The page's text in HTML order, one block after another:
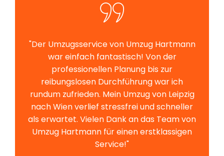
"Der Umzugsservice von Umzug Hartmann
war einfach fantastisch! Von der
professionellen Planung bis zur
reibungslosen Durchführung war ich
rundum zufrieden. Mein Umzug von Leipzig
nach Wien verlief stressfrei und schneller
als erwartet. Vielen Dank an das Team von
Umzug Hartmann für einen erstklassigen
Service!"